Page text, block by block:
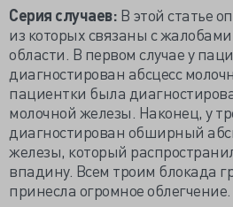
Серия случаев: В этой статье
из которых связаны с
области. В первом случае у
диагностирован абсцесс
пациентки была
молочной железы. Наконец, у
диагностирован обширный
железы, который
впадину. Всем троим блокада
принесла огромное облегчение.